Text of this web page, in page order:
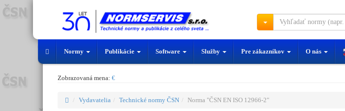
Normy Publikácie Software Služby Pre zákazníkov O nás
Zobrazovaná mena: €
Vydavatelia Technické normy ČSN Norma "ČSN EN ISO 12966-2"